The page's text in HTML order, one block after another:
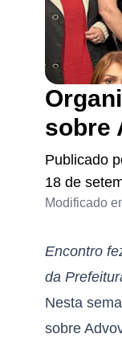
sobre
Publicado
18 de
Modificado
Encontro
da
Nesta
sobre